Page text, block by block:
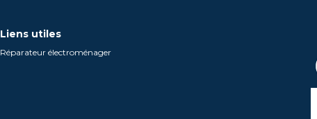
Liens utiles
Réparateur électroménager